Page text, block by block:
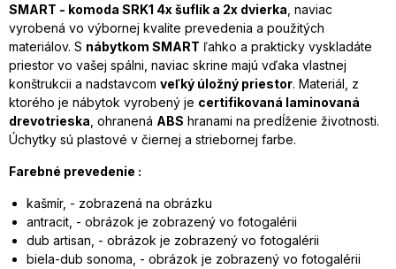
SMART - komoda SRK1 4x šuflík a 2x dvierka , naviac
vyrobená vo výbornej kvalite prevedenia a použitých
materiálov. S nábytkom SMART ľahko a prakticky vyskladáte
priestor vo vašej spálni, naviac skrine majú vďaka vlastnej
konštrukcii a nadstavcom veľký úložný priestor. Materiál, z
ktorého je nábytok vyrobený je certifikovaná laminovaná
drevotrieska , ohranená ABS hranami na predĺženie životnosti.
Úchytky sú plastové v čiernej a striebornej farbe.
Farebné prevedenie :
kašmír, - zobrazená na obrázku
antracit, - obrázok je zobrazený vo fotogalérii
dub artisan, - obrázok je zobrazený vo fotogalérii
biela-dub sonoma, - obrázok je zobrazený vo fotogalérii